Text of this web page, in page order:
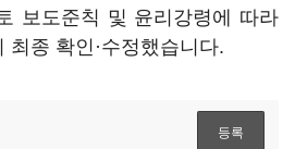
보도준칙 및 윤리강령에 따라
최종 확인·수정했습니다.